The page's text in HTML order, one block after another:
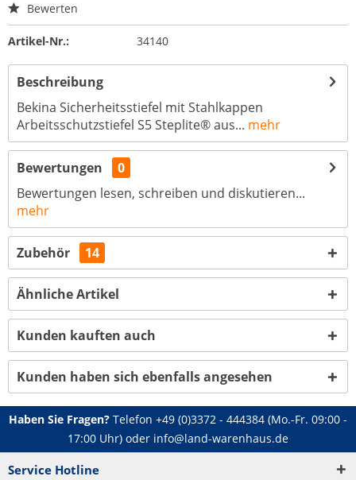
Bewerten
Artikel-Nr.: 34140
Beschreibung
Bekina Sicherheitsstiefel mit Stahlkappen
Arbeitsschutzstiefel S5 Steplite® aus... mehr
Bewertungen
0
Bewertungen lesen, schreiben und diskutieren...
mehr
Zubehör 14
Ähnliche Artikel
Kunden kauften auch
Kunden haben sich ebenfalls angesehen
Haben Sie Fragen? Telefon +49 (0)3372 - 444384 (Mo.-Fr. 09:00 -
17:00 Uhr) oder info@land-warenhaus.de
Service Hotline